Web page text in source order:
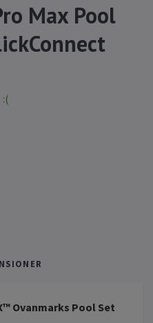
Max Pool
Ovanmarks Pool Set